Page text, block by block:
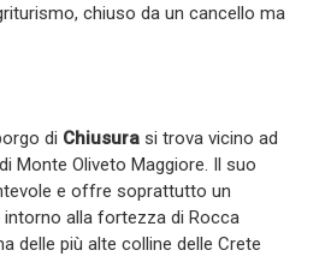
chiuso da un cancello ma
di Chiusura si trova vicino ad
Monte Oliveto Maggiore. Il suo
e offre soprattutto un
intorno alla fortezza di Rocca
delle più alte colline delle Crete